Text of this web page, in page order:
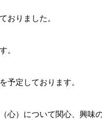
おりました。
。
予定しております。
心）について関心、興味